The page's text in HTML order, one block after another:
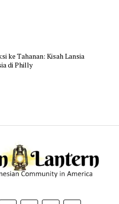
ke Tahanan: Kisah Lansia
di Philly